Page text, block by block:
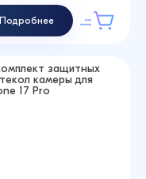
Подробнее